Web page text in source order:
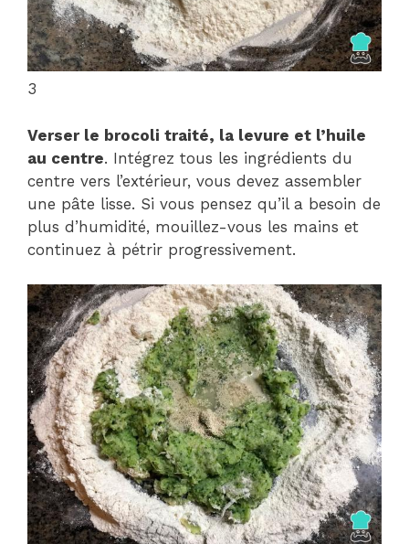
3
Verser le brocoli traité, la levure et l’huile
au centre. Intégrez tous les ingrédients du
centre vers l’extérieur, vous devez assembler
une pâte lisse. Si vous pensez qu’il a besoin de
plus d’humidité, mouillez-vous les mains et
continuez à pétrir progressivement.